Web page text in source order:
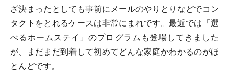
ざ決まったとしても事前にメールのやりとりなどでコン
タクトをとれるケースは非常にまれです。最近では「選
べるホームステイ」のプログラムも登場してきました
が、まだまだ到着して初めてどんな家庭かわかるのがほ
とんどです。